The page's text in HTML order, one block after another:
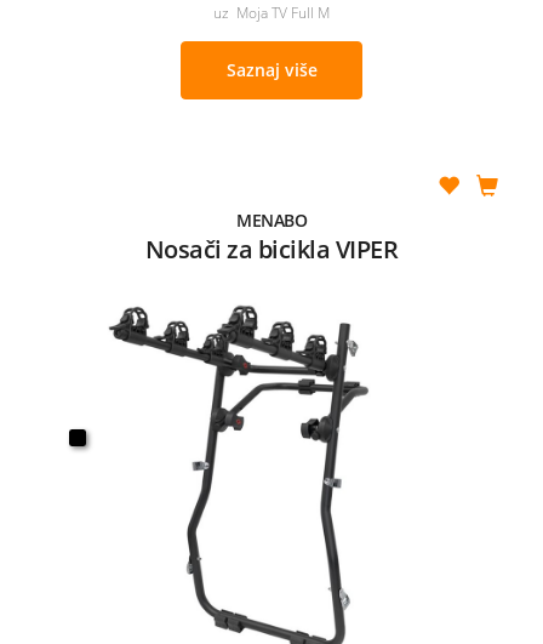
uz Moja TV Full M
Saznaj više
MENABO
Nosači za bicikla VIPER